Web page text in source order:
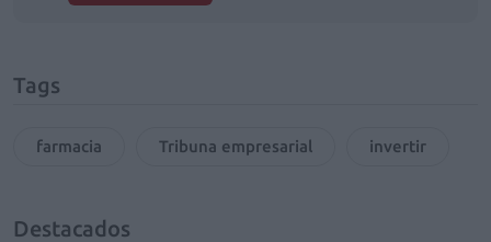
Tags
farmacia Tribuna empresarial invertir
Destacados